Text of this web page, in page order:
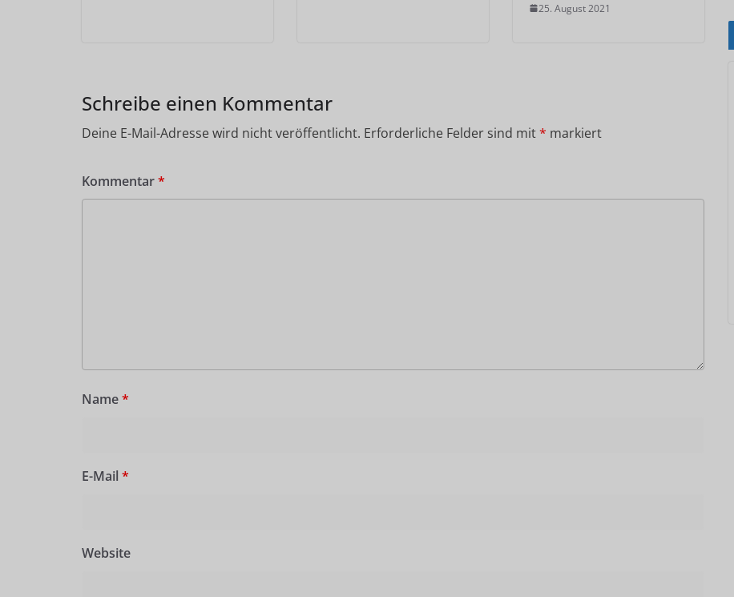
25. August 2021
Schreibe einen Kommentar
Deine E-Mail-Adresse wird nicht veröffentlicht. Erforderliche Felder sind mit* markiert
Kommentar*
Name*
E-Mail *
Website